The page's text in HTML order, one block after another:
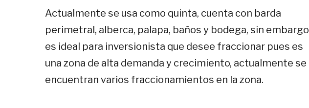
Actualmente se usa como quinta, cuenta con barda
perimetral, alberca, palapa, baños y bodega, sin embargo
es ideal para inversionista que desee fraccionar pues es
una zona de alta demanda y crecimiento, actualmente se
encuentran varios fraccionamientos en la zona.